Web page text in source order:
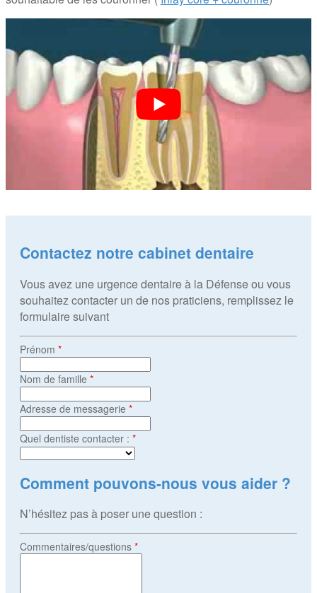
Contactez notre cabinet dentaire
Vous avez une urgence dentaire à la Défense ou vous
souhaitez contacter un de nos praticiens, remplissez le
formulaire suivant
Prénom *
Nom de famille *
Adresse de messagerie *
Quel dentiste contacter : *
Comment pouvons-nous vous aider ?
N’hésitez pas à poser une question :
Commentaires/questions *